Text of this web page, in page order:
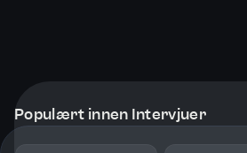
Populært innen Intervjuer